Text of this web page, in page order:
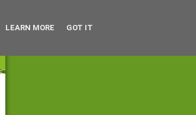
LEARN MORE GOT IT